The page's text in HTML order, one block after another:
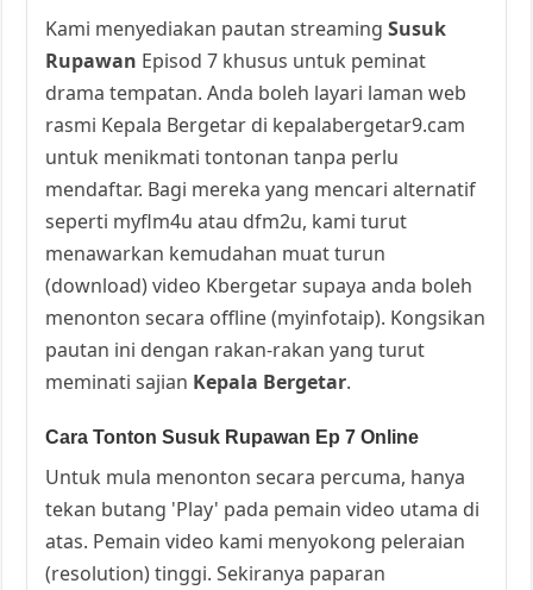
Kami menyediakan pautan streamingSusuk
Rupawan Episod 7 khusus untuk peminat
drama tempatan. Anda boleh layari laman web
rasmi Kepala Bergetar di kepalabergetar9.cam
untuk menikmati tontonan tanpa perlu
mendaftar. Bagi mereka yang mencari alternatif
seperti myflm4u atau dfm2u, kami turut
menawarkan kemudahan muat turun
(download) video Kbergetar supaya anda boleh
menonton secara offline (myinfotaip). Kongsikan
pautan ini dengan rakan-rakan yang turut
meminati sajian Kepala Bergetar.
Cara Tonton Susuk Rupawan Ep 7 Online
Untuk mula menonton secara percuma, hanya
tekan butang 'Play' pada pemain video utama di
atas. Pemain video kami menyokong peleraian
(resolution) tinggi. Sekiranya paparan